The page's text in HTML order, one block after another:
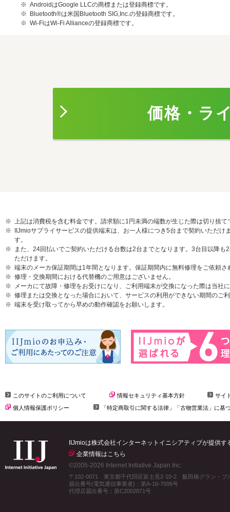
AndroidはGoogle LLCの商標または登録商標です。
Bluetooth®は米国Bluetooth SIG,Inc.の登録商標です。
Wi-FiはWi-Fi Allianceの登録商標です。
価格・ラ
上記は消費税を含む料金です。請求額に1円未満の端数が生じた際は切り捨て
IIJmioサプライサービスの提供端末は、お一人様につき5台まで契約いただ
す。
また、24回払いでご契約いただける台数は2台までとなります。3台目以降
ただけます。
端末のメーカ保証期間は1年間となります。保証期間内に無料修理をご依頼
修理・交換期間における代替機のご用意はございません。
メーカにて故障・修理をお受けになり、ご利用端末が交換になった際は当社
修理または交換となった場合において、サービスの利用ができない期間のご
端末を受け取ってから早めの動作確認をお願いします。
このサイトのご利用について 情報セキュリティ基本方針
サイ
個人情報保護ポリシー
「特定商取引に関する法律」「古物営業法」に基
IIJmioは株式会社インターネットイニシアティブが提供
企業情報はこちら
©2005-2026 Internet Initiative Japan Inc.
〒102-0071 東京都千代田区富士見2-10-2 飯田橋グラン・ブ
届出番号(電気通信事業者)：第A-16-7006号
代理店届出番号：第C2002871号